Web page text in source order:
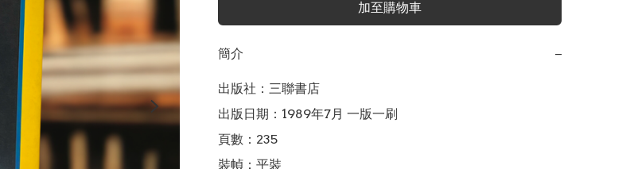
加至購物車
簡介 −
出版社：三聯書店
出版日期：1989年7月 一版一刷
頁數：235
裝幀：平裝